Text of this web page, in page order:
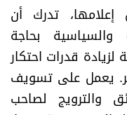
تدرك أن
والسياسية بحاجة
قدرات احتكار
يعمل على تسويف
والترويج لصاحب